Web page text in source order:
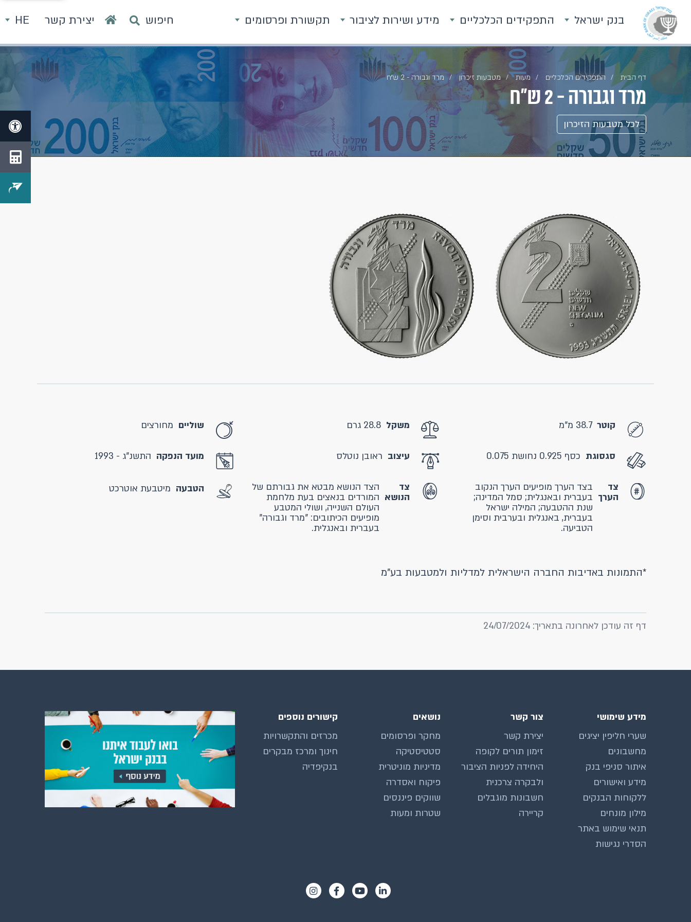
בנק ישראל התפקידים הכלכליים מידע ושירות לציבור תקשורת ופרסומים חיפוש יצירת קשר HE
דף הבית התפקידים הכלכליים מעות מטבעות זיכרון מרד וגבורה - 2 ש״ח
מרד וגבורה - 2 ש״ח
לכל מטבעות הזיכרון
קוטר 38.7 מ"מ משקל 28.8 גרם שוליים מחורצים
סגסוגת כסף 0.925 נחושת 0.075 עיצוב ראובן נוטלס מועד הנפקה התשנ"ג - 1993
צד
הערך
בצד הערך מופיעים הערך הנקוב
בעברית ובאנגלית; סמל המדינה;
שנת ההטבעה; המילה ישראל
בעברית, באנגלית ובערבית וסימן
הטביעה.
צד
הנושא
הצד הנושא מבטא את גבורתם של
המורדים בנאצים בעת מלחמת
העולם השנייה, ושולי המטבע
מופיעים הכיתובים: "מרד וגבורה"
בעברית ובאנגלית.
הטבעה מיטבעת אוטרכט
*התמונות באדיבות החברה הישראלית למדליות ולמטבעות בע"מ
דף זה עודכן לאחרונה בתאריך: 24/07/2024
מידע שימושי
שערי חליפין יציגים
מחשבונים
איתור סניפי בנק
מידע ואישורים
ללקוחות הבנקים
מילון מונחים
תנאי שימוש באתר
הסדרי נגישות
צור קשר
יצירת קשר
זימון תורים לקופה
היחידה לפניות הציבור
ולבקרה צרכנית
חשבונות מוגבלים
קריירה
נושאים
מחקר ופרסומים
סטטיסטיקה
מדיניות מוניטרית
פיקוח ואסדרה
שווקים פיננסים
שטרות ומעות
קישורים נוספים
מכרזים והתקשרויות
חינוך ומרכז מבקרים
בנקיפדיה